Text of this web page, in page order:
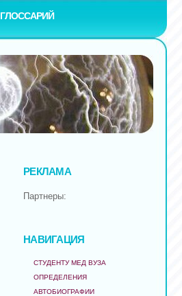
ГЛОССАРИЙ
РЕКЛАМА
Партнеры:
НАВИГАЦИЯ
СТУДЕНТУ МЕД ВУЗА
ОПРЕДЕЛЕНИЯ
АВТОБИОГРАФИИ